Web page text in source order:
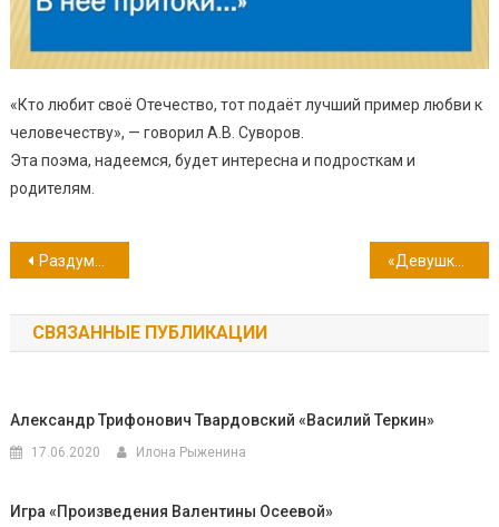
«Кто любит своё Отечество, тот подаёт лучший пример любви к
человечеству», — говорил А.В. Суворов.
Эта поэма, надеемся, будет интересна и подросткам и
родителям.
Навигация
по
записям
Раздумья о войне «Девушка в шинели»
СВЯЗАННЫЕ ПУБЛИКАЦИИ
Александр Трифонович Твардовский «Василий Теркин»
17.06.2020 Илона Рыженина
Игра «Произведения Валентины Осеевой»